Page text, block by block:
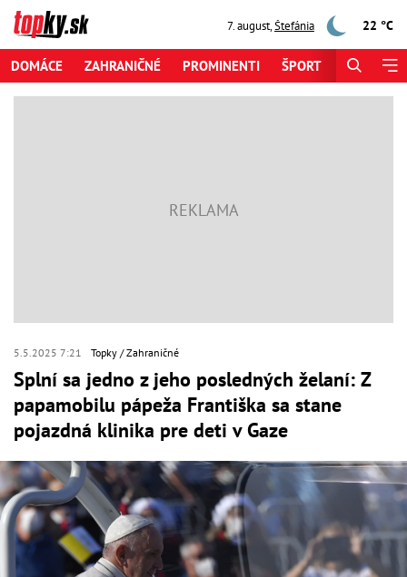
7. august,Štefánia 22 °C
DOMÁCE ZAHRANIČNÉ PROMINENTI ŠPORT
5.5.2025 7:21 Topky Zahraničné
Splní sa jedno z jeho posledných želaní: Z
papamobilu pápeža Františka sa stane
pojazdná klinika pre deti v Gaze